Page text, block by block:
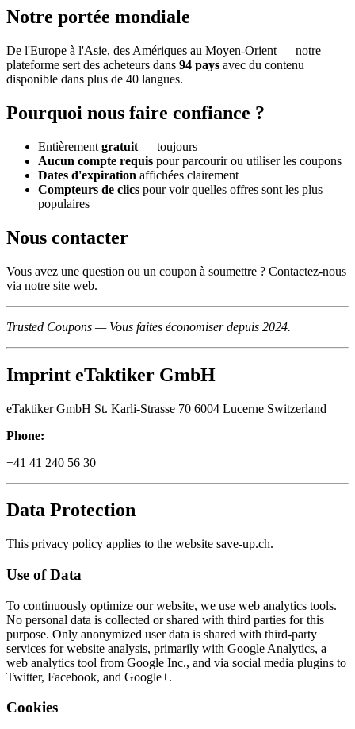
Notre portée mondiale
De l'Europe à l'Asie, des Amériques au Moyen-Orient — notre
plateforme sert des acheteurs dans 94 pays avec du contenu
disponible dans plus de 40 langues.
Pourquoi nous faire confiance ?
Entièrement gratuit — toujours
Aucun compte requis pour parcourir ou utiliser les coupons
Dates d'expiration affichées clairement
Compteurs de clics pour voir quelles offres sont les plus
populaires
Nous contacter
Vous avez une question ou un coupon à soumettre ? Contactez-nous
via notre site web.
Trusted Coupons — Vous faites économiser depuis 2024.
Imprint eTaktiker GmbH
eTaktiker GmbH St. Karli-Strasse 70 6004 Lucerne Switzerland
Phone:
+41 41 240 56 30
Data Protection
This privacy policy applies to the website save-up.ch.
Use of Data
To continuously optimize our website, we use web analytics tools.
No personal data is collected or shared with third parties for this
purpose. Only anonymized user data is shared with third-party
services for website analysis, primarily with Google Analytics, a
web analytics tool from Google Inc., and via social media plugins to
Twitter, Facebook, and Google+.
Cookies